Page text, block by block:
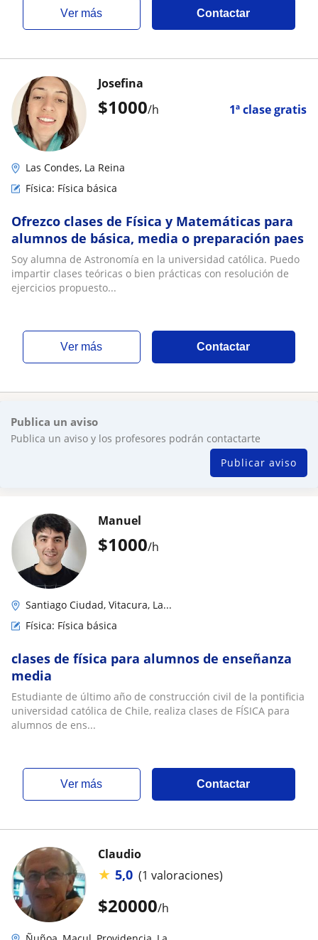
ver más Contactar
$1000/h 1ª clase gratis
Josefina
Las Condes, La Reina
Física: Física básica
Ofrezco clases de Física y Matemáticas para
alumnos de básica, media o preparación paes
Soy alumna de Astronomía en la universidad católica. Puedo
impartir clases teóricas o bien prácticas con resolución de
ejercicios propuesto...
ver más Contactar
Publica un aviso
Publica un aviso y los profesores podrán contactarte
Publicar aviso
$1000/h
Manuel
Santiago Ciudad, Vitacura, La...
Física: Física básica
clases de física para alumnos de enseñanza
media
Estudiante de último año de construcción civil de la pontificia
universidad católica de Chile, realiza clases de FÍSICA para
alumnos de ens...
ver más Contactar
$20000/h
Claudio
★ 5,0 (1 valoraciones)